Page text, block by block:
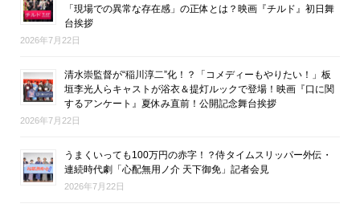
「現場での異常な存在感」の正体とは？映画『チルド』初日舞
台挨拶
2026年7月22日
清水崇監督が“稲川淳二”化！？「コメディーもやりたい！」板
垣李光人らキャストが浴衣＆提灯ルックで登場！映画『口に関
するアンケート』夏休み直前！公開記念舞台挨拶
2026年7月22日
うまくいっても100万円の赤字！？侍タイムスリッパー外伝・
連続時代劇「心配無用ノ介 天下御免」記者会見
2026年7月22日